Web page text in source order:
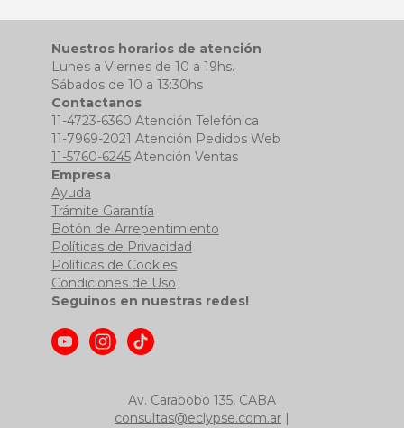
Nuestros horarios de atención
Lunes a Viernes de 10 a 19hs.
Sábados de 10 a 13:30hs
Contactanos
11-4723-6360 Atención Telefónica
11-7969-2021 Atención Pedidos Web
11-5760-6245Atención Ventas
Empresa
Ayuda
Trámite Garantía
Botón de Arrepentimiento
Políticas de Privacidad
Políticas de Cookies
Condiciones de Uso
Seguinos en nuestras redes!
Av. Carabobo 135, CABA
consultas@eclypse.com.ar